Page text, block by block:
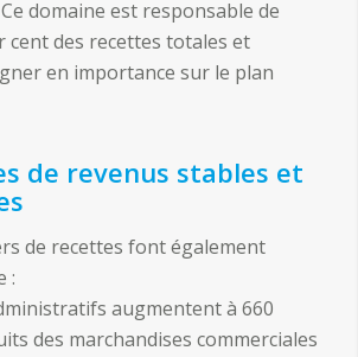
domaine est responsable de
cent des recettes totales et
en importance sur le plan
de revenus stables et
de recettes font également
:
augmentent à 660
des marchandises commerciales